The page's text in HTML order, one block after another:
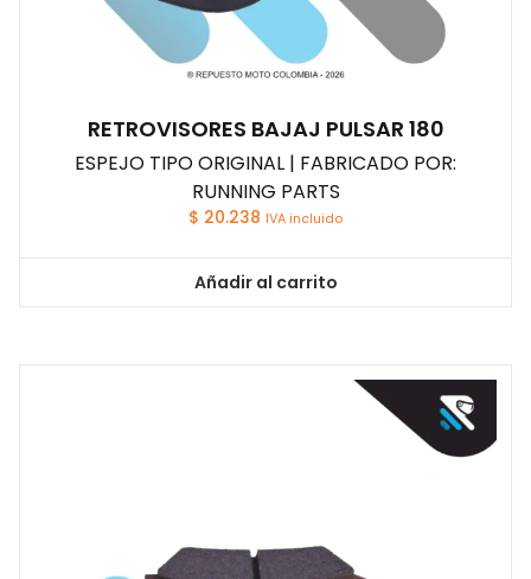
RETROVISORES BAJAJ PULSAR 180
ESPEJO TIPO ORIGINAL | FABRICADO POR:
RUNNING PARTS
$ 20.238 IVA incluido
Añadir al carrito